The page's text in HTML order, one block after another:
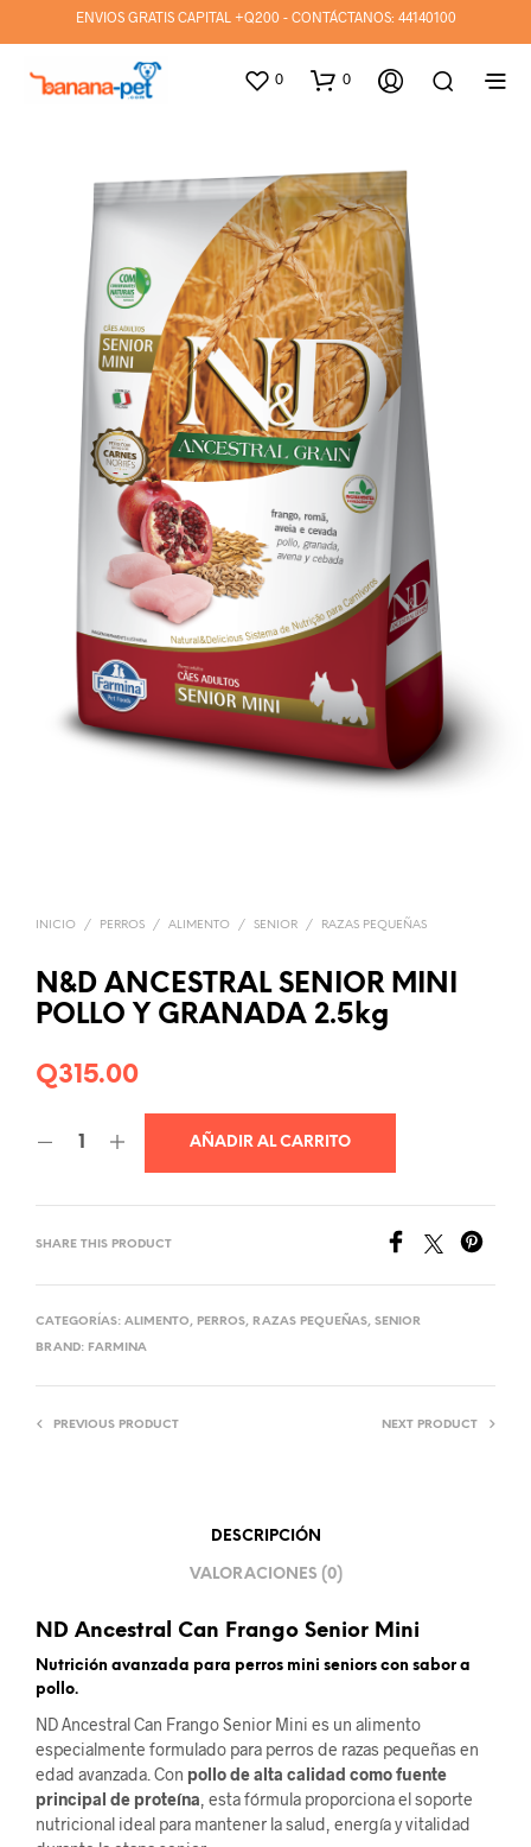
ENVIOS GRATIS CAPITAL +Q200 - CONTÁCTANOS: 44140100
0 0
INICIO / PERROS / ALIMENTO / SENIOR / RAZAS PEQUEÑAS
N&D ANCESTRAL SENIOR MINI
POLLO Y GRANADA 2.5kg
Q315.00
AÑADIR AL CARRITO
SHARE THIS PRODUCT
CATEGORÍAS: ALIMENTO, PERROS, RAZAS PEQUEÑAS, SENIOR
BRAND: FARMINA
PREVIOUS PRODUCT NEXT PRODUCT
DESCRIPCIÓN
VALORACIONES (0)
ND Ancestral Can Frango Senior Mini
Nutrición avanzada para perros mini seniors con sabor a
pollo.
ND Ancestral Can Frango Senior Mini es un alimento
especialmente formulado para perros de razas pequeñas en
edad avanzada. Con pollo de alta calidad como fuente
principal de proteína , esta fórmula proporciona el soporte
nutricional ideal para mantener la salud, energía y vitalidad